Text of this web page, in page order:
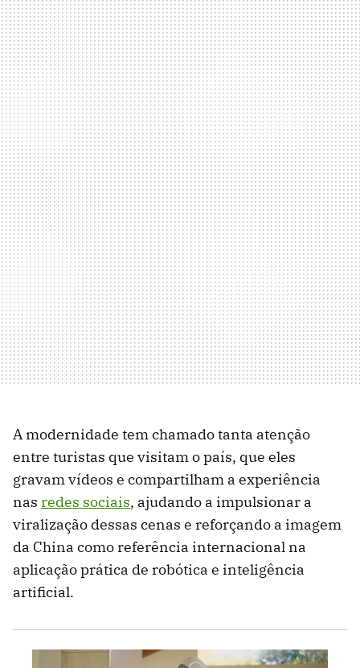
A modernidade tem chamado tanta atenção
entre turistas que visitam o país, que eles
gravam vídeos e compartilham a experiência
nas redes sociais, ajudando a impulsionar a
viralização dessas cenas e reforçando a imagem
da China como referência internacional na
aplicação prática de robótica e inteligência
artificial.